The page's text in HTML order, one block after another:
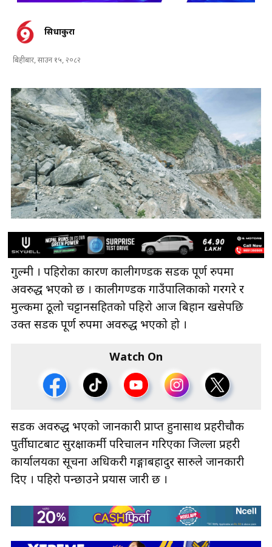
सिधाकुरा
बिहीबार, साउन १५, २०८२
गुल्मी । पहिरोका कारण कालीगण्डकी सडक पूर्ण रुपमा
अवरुद्ध भएको छ । कालीगण्डकी गाउँपालिकाको गरगरे र
मुल्कमा ठूलो चट्टानसहितको पहिरो आज बिहान खसेपछि
उक्त सडक पूर्ण रुपमा अवरुद्ध भएको हो ।
Watch On
सडक अवरुद्ध भएको जानकारी प्राप्त हुनासाथ प्रहरीचौकी
पुर्तीघाटबाट सुरक्षाकर्मी परिचालन गरिएका जिल्ला प्रहरी
कार्यालयका सूचना अधिकरी गङ्गाबहादुर सारुले जानकारी
दिए । पहिरो पन्छाउने प्रयास जारी छ ।